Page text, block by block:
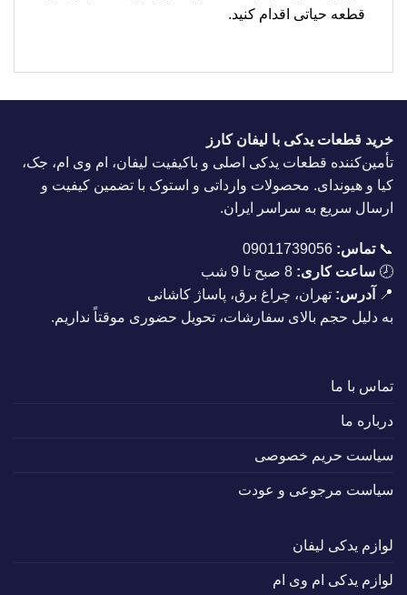
قطعه حیاتی اقدام کنید.
خرید قطعات یدکی با لیفان کارز
تأمین‌کننده قطعات یدکی اصلی و باکیفیت لیفان، ام وی ام، جک،
کیا و هیوندای. محصولات وارداتی و استوک با تضمین کیفیت و
ارسال سریع به سراسر ایران.
📞تماس: 09011739056
🕗 ساعت کاری:
📍
آدرس: تهران، چراغ برق، پاساژ کاشانی
به دلیل حجم بالای سفارشات، تحویل حضوری موقتاً نداریم.
تماس با ما
درباره ما
سیاست حریم خصوصی
سیاست مرجوعی و عودت
لوازم یدکی لیفان
لوازم یدکی ام وی ام